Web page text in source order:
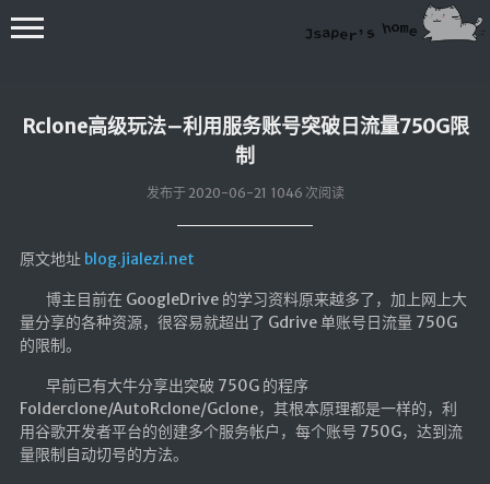
Rclone高级玩法–利用服务账号突破日流量750G限
制
发布于 2020-06-21 1046 次阅读
原文地址 blog.jialezi.net
博主目前在 GoogleDrive 的学习资料原来越多了，加上网上大
量分享的各种资源，很容易就超出了 Gdrive 单账号日流量 750G
的限制。
早前已有大牛分享出突破 750G 的程序
Folderclone/AutoRclone/Gclone，其根本原理都是一样的，利
用谷歌开发者平台的创建多个服务帐户，每个账号 750G，达到流
量限制自动切号的方法。
💻在线桌面
bing壁纸
🔥排行榜
综合导航
合集网
鱼塘热榜